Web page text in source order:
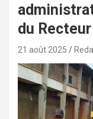
du
21 août 2025